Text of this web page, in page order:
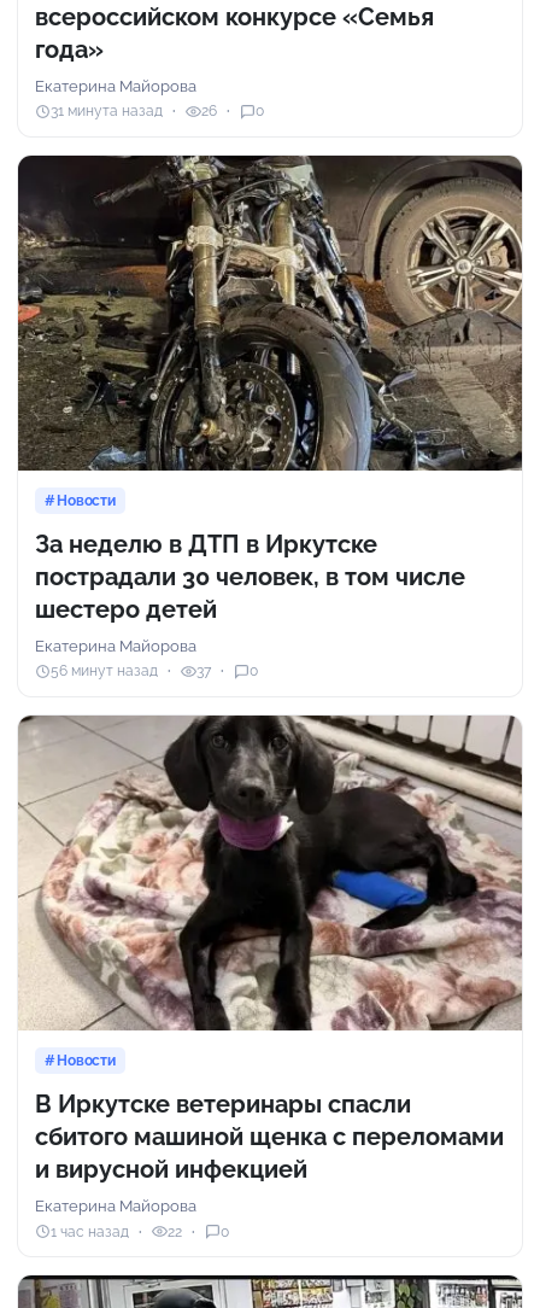
всероссийском конкурсе «Семья
года»
Екатерина Майорова
31 минута назад 26 0
Новости
За неделю в ДТП в Иркутске
пострадали 30 человек, в том числе
шестеро детей
Екатерина Майорова
56 минут назад 37 0
Новости
В Иркутске ветеринары спасли
сбитого машиной щенка с переломами
и вирусной инфекцией
Екатерина Майорова
1 час назад 22 0